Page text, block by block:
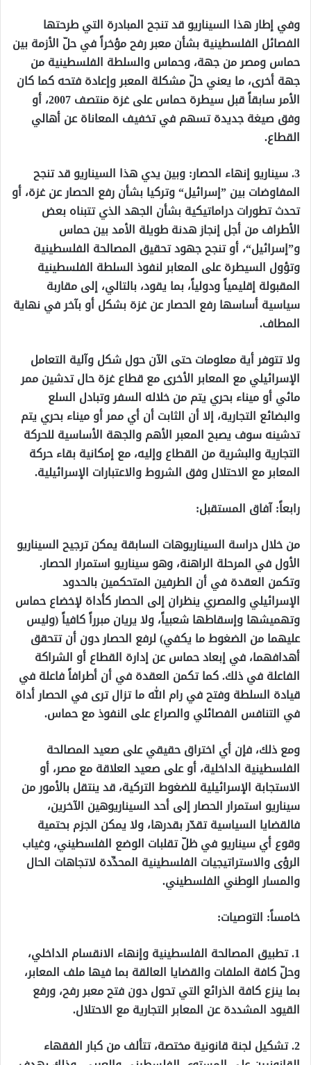
وفي إطار هذا السيناريو قد تنجح المبادرة التي طرحتها
الفصائل الفلسطينية بشأن معبر رفح مؤخراً في حلّ الأزمة بين
حماس ومصر من جهة، وحماس والسلطة الفلسطينية من
جهة أخرى، ما يعني حلّ مشكلة المعبر وإعادة فتحه كما كان
الأمر سابقاً قبل سيطرة حماس على غزة منتصف 2007، أو
وفق صيغة جديدة تسهم في تخفيف المعاناة عن أهالي
القطاع.
3. سيناريو إنهاء الحصار: وبين يدي هذا السيناريو قد تنجح
المفاوضات بين ”إسرائيل“ وتركيا بشأن رفع الحصار عن غزة، أو
تحدث تطورات دراماتيكية بشأن الجهد الذي تتبناه بعض
الأطراف من أجل إنجاز هدنة طويلة الأمد بين حماس
و”إسرائيل“، أو تنجح جهود تحقيق المصالحة الفلسطينية
وتؤول السيطرة على المعابر لنفوذ السلطة الفلسطينية
المقبولة إقليمياً ودولياً، بما يقود، بالتالي، إلى مقاربة
سياسية أساسها رفع الحصار عن غزة بشكل أو بآخر في نهاية
المطاف.
ولا تتوفر أية معلومات حتى الآن حول شكل وآلية التعامل
الإسرائيلي مع المعابر الأخرى مع قطاع غزة حال تدشين ممر
مائي أو ميناء بحري يتم من خلاله السفر وتبادل السلع
والبضائع التجارية، إلا أن الثابت أن أي ممر أو ميناء بحري يتم
تدشينه سوف يصبح المعبر الأهم والجهة الأساسية للحركة
التجارية والبشرية من القطاع وإليه، مع إمكانية بقاء حركة
المعابر مع الاحتلال وفق الشروط والاعتبارات الإسرائيلية.
رابعاً: آفاق المستقبل:
من خلال دراسة السيناريوهات السابقة يمكن ترجيح السيناريو
الأول في المرحلة الراهنة، وهو سيناريو استمرار الحصار.
وتكمن العقدة في أن الطرفين المتحكمين بالحدود
الإسرائيلي والمصري ينظران إلى الحصار كأداة لإخضاع حماس
وتهميشها وإسقاطها شعبياً، ولا يريان مبرراً كافياً (وليس
عليهما من الضغوط ما يكفي) لرفع الحصار دون أن تتحقق
أهدافهما، في إبعاد حماس عن إدارة القطاع أو الشراكة
الفاعلة في ذلك. كما تكمن العقدة في أن أطرافاً فاعلة في
قيادة السلطة وفتح في رام الله ما تزال ترى في الحصار أداة
في التنافس الفصائلي والصراع على النفوذ مع حماس.
ومع ذلك، فإن أي اختراق حقيقي على صعيد المصالحة
الفلسطينية الداخلية، أو على صعيد العلاقة مع مصر، أو
الاستجابة الإسرائيلية للضغوط التركية، قد ينتقل بالأمور من
سيناريو استمرار الحصار إلى أحد السيناريوهين الآخرين،
فالقضايا السياسية تقدّر بقدرها، ولا يمكن الجزم بحتمية
وقوع أي سيناريو في ظلّ تقلبات الوضع الفلسطيني، وغياب
الرؤى والاستراتيجيات الفلسطينية المحدِّدة لاتجاهات الحال
والمسار الوطني الفلسطيني.
خامساً: التوصيات:
1. تطبيق المصالحة الفلسطينية وإنهاء الانقسام الداخلي،
وحلّ كافة الملفات والقضايا العالقة بما فيها ملف المعابر،
بما ينزع كافة الذرائع التي تحول دون فتح معبر رفح، ورفع
القيود المشددة عن المعابر التجارية مع الاحتلال.
2. تشكيل لجنة قانونية مختصة، تتألف من كبار الفقهاء